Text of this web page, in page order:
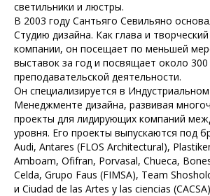
светильники и люстры.
В 2003 году Сантьяго Севильяно
Студию дизайна. Как глава и
компании, он посещает по меньшей
выставок за год и посвящает около 300
преподавательской деятельности.
Он специализируется в
Менеджменте дизайна, развивая
проекты для лидирующих компаний
уровня. Его проекты выпускаются под
Audi, Antares (FLOS Architectural),
Amboam, Ofifran, Porvasal, Chueca,
Celda, Grupo Faus (FIMSA), Team
и Ciudad de las Artes y las ciencias